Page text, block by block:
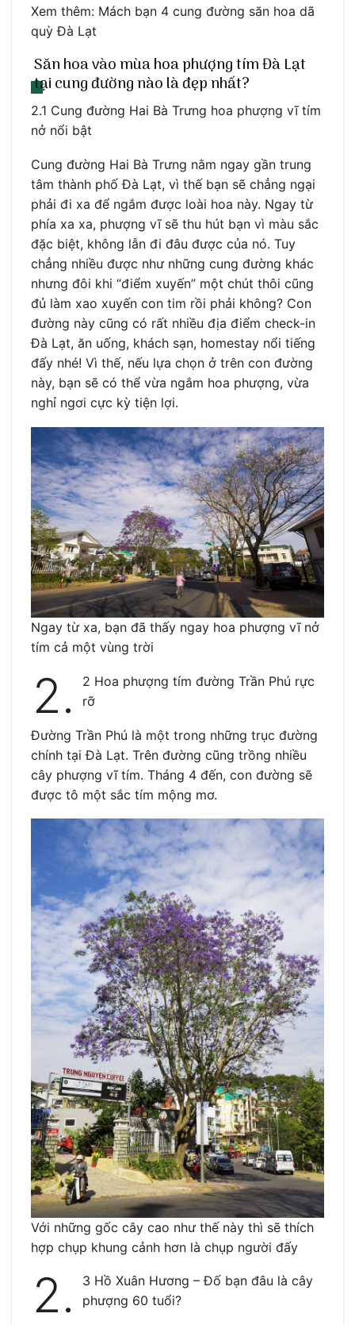
Xem thêm: Mách bạn 4 cung đường săn hoa dã
quỳ Đà Lạt
Săn hoa vào mùa hoa phượng tím Đà Lạt
tại cung đường nào là đẹp nhất?
2.1 Cung đường Hai Bà Trưng hoa phượng vĩ tím
nở nổi bật
Cung đường Hai Bà Trưng nằm ngay gần trung
tâm thành phố Đà Lạt, vì thế bạn sẽ chẳng ngại
phải đi xa để ngắm được loài hoa này. Ngay từ
phía xa xa, phượng vĩ sẽ thu hút bạn vì màu sắc
đặc biệt, không lẫn đi đâu được của nó. Tuy
chẳng nhiều được như những cung đường khác
nhưng đôi khi “điểm xuyến” một chút thôi cũng
đủ làm xao xuyến con tim rồi phải không? Con
đường này cũng có rất nhiều địa điểm check-in
Đà Lạt, ăn uống, khách sạn, homestay nổi tiếng
đấy nhé! Vì thế, nếu lựa chọn ở trên con đường
này, bạn sẽ có thể vừa ngắm hoa phượng, vừa
nghỉ ngơi cực kỳ tiện lợi.
Ngay từ xa, bạn đã thấy ngay hoa phượng vĩ nở
tím cả một vùng trời
2.
2 Hoa phượng tím đường Trần Phú rực
rỡ
Đường Trần Phú là một trong những trục đường
chính tại Đà Lạt. Trên đường cũng trồng nhiều
cây phượng vĩ tím. Tháng 4 đến, con đường sẽ
được tô một sắc tím mộng mơ.
Với những gốc cây cao như thế này thì sẽ thích
hợp chụp khung cảnh hơn là chụp người đấy
2.
3 Hồ Xuân Hương – Đố bạn đâu là cây
phượng 60 tuổi?